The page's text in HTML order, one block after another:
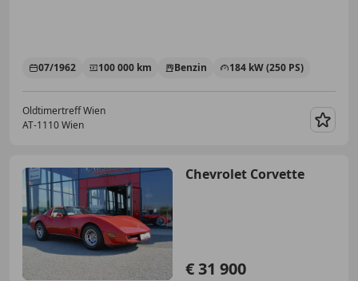
07/1962 100 000 km Benzin 184 kW (250 PS)
Oldtimertreff Wien
AT-1110 Wien
Chevrolet Corvette
€ 31 900